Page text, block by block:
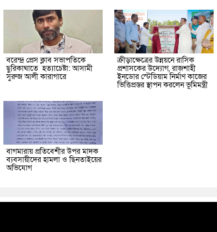
বরেন্দ্র প্রেস ক্লাব সভাপতিকে
ছুরিকাঘাতে হত্যাচেষ্টা: আসামী
সুরুজ আলী কারাগারে
ক্রীড়াক্ষেত্রের উন্নয়নে রাসিক
প্রশাসকের উদ্যোগ, রাজশাহী
ইনডোর স্টেডিয়াম নির্মাণ কাজের
ভিত্তিপ্রস্তর স্থাপন করলেন ভূমিমন্ত্রী
বাগমারায় প্রতিবেশীর উপর মাদক
ব্যবসায়ীদের হামলা ও ছিনতাইয়ের
অভিযোগ